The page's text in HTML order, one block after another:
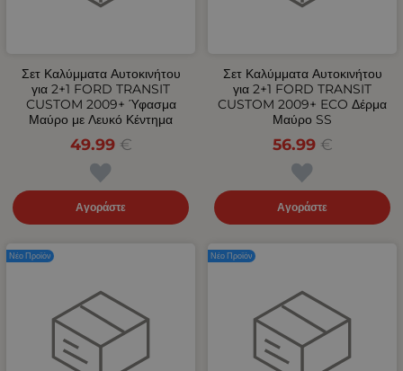
Σετ Καλύμματα Αυτοκινήτου
για 2+1 FORD TRANSIT
CUSTOM 2009+ Ύφασμα
Μαύρο με Λευκό Κέντημα
49.99 €
Αγοράστε
Σετ Καλύμματα Αυτοκινήτου
για 2+1 FORD TRANSIT
CUSTOM 2009+ ECO Δέρμα
Μαύρο SS
56.99 €
Αγοράστε
Νέο Προϊόν Νέο Προϊόν